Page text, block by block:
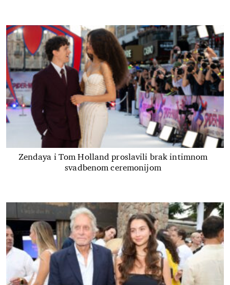
Zendaya i Tom Holland proslavili brak intimnom
svadbenom ceremonijom